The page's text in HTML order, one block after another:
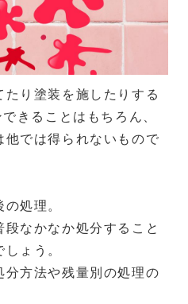
り塗装を施したりする
きることはもちろん、
では得られないもので
処理。
なかなか処分すること
ょう。
方法や残量別の処理の